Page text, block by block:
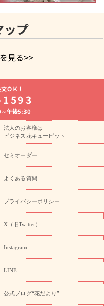
ップ
見る>>
誕生日フラワーギフト特集
・開業祝い
・お悔やみの花
花 胡蝶蘭・花鉢
ひまわり ギフト・プレゼント
のイベント
お盆 花（新
お盆・お供え 花とセットギ
ワー
ひまわり ギフト・プ
暑中見舞い 花のギフト特集
ント特集
花のおすすめランキング
敬
特集
敬老の日 花とセットギ
全てのギフト一覧
キャン
ズ』コラボキャンペーン
ーン
誕生日の花を探す
ーギフト特集
ウ)
特急便 お祝い商品一覧
ＯＫ！
午後5:30
法人のお客様は
ビジネス花キューピット
セミオーダー
よくある質問
プライバシーポリシー
X（旧Twitter）
Instagram
LINE
公式ブログ“花だより”